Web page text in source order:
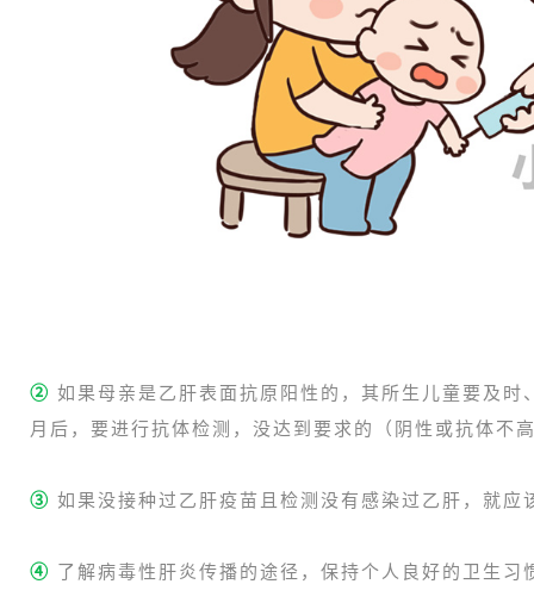
② 如果母亲是乙肝表面抗原阳性的，其所生儿童要及
月后，要进行抗体检测，没达到要求的（阴性或抗体不
③ 如果没接种过乙肝疫苗且检测没有感染过乙肝，就应
④ 了解病毒性肝炎传播的途径，保持个人良好的卫生习